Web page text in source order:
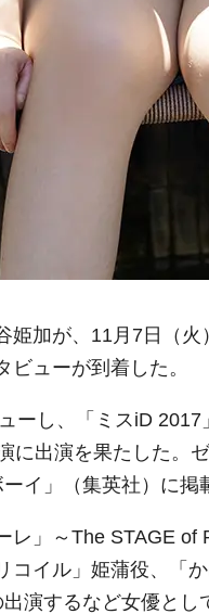
姫加が、11月7日（
ューが到着した。
ーし、「ミスiD
に出演を果たした。
イ」（集英社）に掲
レ」～The STAGE of
コイル」姫蒲役、「
演するなど女優と